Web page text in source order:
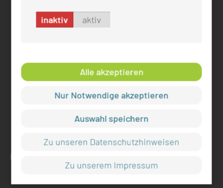
KONTAKT
ADRESSE
Medizinische Universität Lausitz - Carl Thiem
Thiemstr. 111
RECHTLICHES
inaktiv aktiv
Alle akzeptieren
Nur Notwendige akzeptieren
Auswahl speichern
Zu unseren Datenschutzhinweisen
Zu unserem Impressum